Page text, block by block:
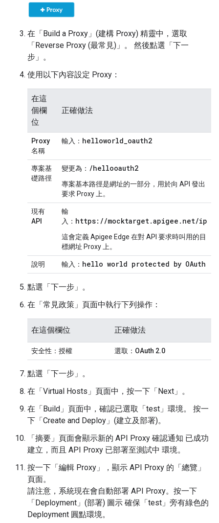
在「Build a Proxy」(建構 Proxy) 精靈中，選取
「Reverse Proxy (最常見)」 。 然後點選「下一
步」 。
使用以下內容設定 Proxy：
在這
個欄
位
正確做法
Proxy
名稱
輸入： helloworld_oauth2
專案基
礎路徑
變更為： /hellooauth2
專案基本路徑是網址的一部分，用於向 API 發出
要求 Proxy 上。
現有
API
輸
入： https://mocktarget.apigee.net/ip
這會定義 Apigee Edge 在對 API 要求時叫用的目
標網址 Proxy 上。
說明 輸入： hello world protected by OAuth
點選「下一步」。
在「常見政策」 頁面中執行下列操作：
在這個欄位 正確做法
安全性：授權 選取： OAuth 2.0
點選「下一步」。
在「Virtual Hosts」 頁面中，按一下「Next」 。
在「Build」 頁面中，確認已選取「test」 環境。 按一
下「Create and Deploy」(建立及部署)。
「摘要」 頁面會顯示新的 API Proxy 確認通知 已成功
建立，而且 API Proxy 已部署至測試中 環境。
按一下「編輯 Proxy」
，顯示 API Proxy 的「總覽」
頁面。
請注意，系統現在會自動部署 API Proxy。按一下
「Deployment」(部署) 圖示 確保「test」旁有綠色的
Deployment 圓點環境。